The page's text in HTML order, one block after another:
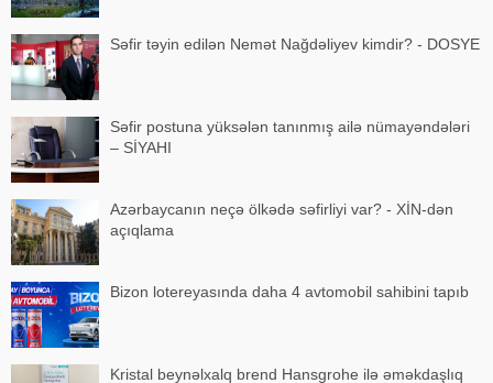
Səfir təyin edilən Nemət Nağdəliyev kimdir? - DOSYE
Səfir postuna yüksələn tanınmış ailə nümayəndələri
– SİYAHI
Azərbaycanın neçə ölkədə səfirliyi var? - XİN-dən
açıqlama
Bizon lotereyasında daha 4 avtomobil sahibini tapıb
Kristal beynəlxalq brend Hansgrohe ilə əməkdaşlıq